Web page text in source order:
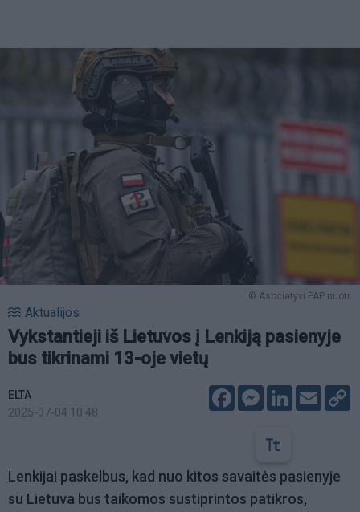
© Asociatyvi PAP nuotr.
Aktualijos
Vykstantieji iš Lietuvos į Lenkiją pasienyje
bus tikrinami 13-oje vietų
ELTA
2025-07-04 10:48
FacebookMessenger
LinkedIn
Email
Lenkijai paskelbus, kad nuo kitos savaitės pasienyje
su Lietuva bus taikomos sustiprintos patikros,